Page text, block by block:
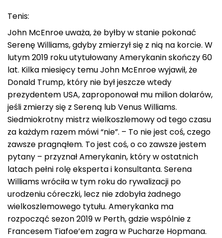
Tenis:
John McEnroe uważa, że byłby w stanie pokonać
Serenę Williams, gdyby zmierzył się z nią na korcie. W
lutym 2019 roku utytułowany Amerykanin skończy 60
lat. Kilka miesięcy temu John McEnroe wyjawił, że
Donald Trump, który nie był jeszcze wtedy
prezydentem USA, zaproponował mu milion dolarów,
jeśli zmierzy się z Sereną lub Venus Williams.
Siedmiokrotny mistrz wielkoszlemowy od tego czasu
za każdym razem mówi “nie”. – To nie jest coś, czego
zawsze pragnąłem. To jest coś, o co zawsze jestem
pytany – przyznał Amerykanin, który w ostatnich
latach pełni rolę eksperta i konsultanta. Serena
Williams wróciła w tym roku do rywalizacji po
urodzeniu córeczki, lecz nie zdobyła żadnego
wielkoszlemowego tytułu. Amerykanka ma
rozpocząć sezon 2019 w Perth, gdzie wspólnie z
Francesem Tiafoe’em zagra w Pucharze Hopmana.